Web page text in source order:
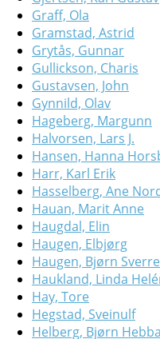
Graff, Ola
Gramstad, Astrid
Grytås, Gunnar
Gullickson, Charis
Gustavsen, John
Gynnild, Olav
Hageberg, Margunn
Halvorsen, Lars J.
Hansen, Hanna
Harr, Karl Erik
Hasselberg, Ane
Hauan, Marit Anne
Haugdal, Elin
Haugen, Elbjørg
Haugen, Bjørn
Haukland, Linda
Hay, Tore
Hegstad, Sveinulf
Helberg, Bjørn Hebba